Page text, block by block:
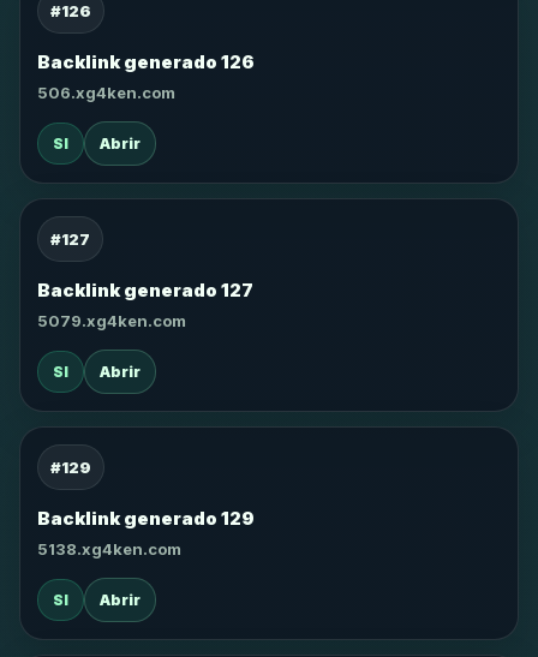
#126
Backlink generado 126
506.xg4ken.com
SI Abrir
#127
Backlink generado 127
5079.xg4ken.com
SI Abrir
#129
Backlink generado 129
5138.xg4ken.com
SI Abrir